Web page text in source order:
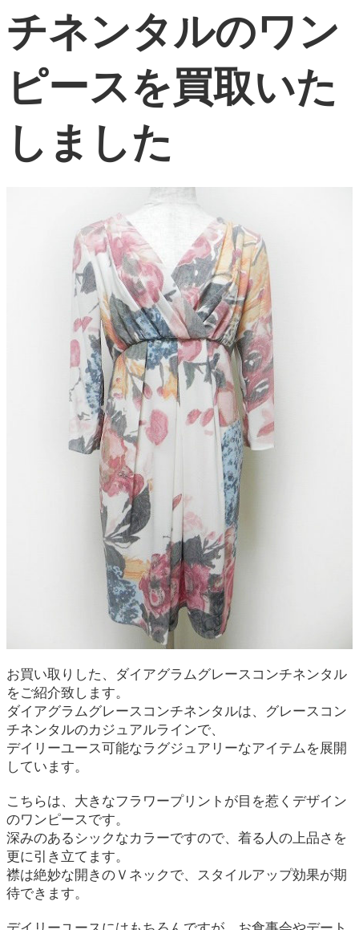
チネンタルのワン
ピースを買取いた
しました
お買い取りした、ダイアグラムグレースコンチネンタル
をご紹介致します。
ダイアグラムグレースコンチネンタルは、グレースコン
チネンタルのカジュアルラインで、
デイリーユース可能なラグジュアリーなアイテムを展開
しています。
こちらは、大きなフラワープリントが目を惹くデザイン
のワンピースです。
深みのあるシックなカラーですので、着る人の上品さを
更に引き立てます。
襟は絶妙な開きのＶネックで、スタイルアップ効果が期
待できます。